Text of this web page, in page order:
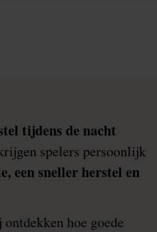
tijdens de nacht
spelers persoonlijk
een sneller herstel en
hoe goede